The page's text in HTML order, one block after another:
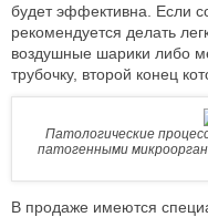
будет эффективна. Если
рекомендуется делать
воздушные шарики либо
трубочку, второй конец
Патологические
патогенными
В продаже имеются